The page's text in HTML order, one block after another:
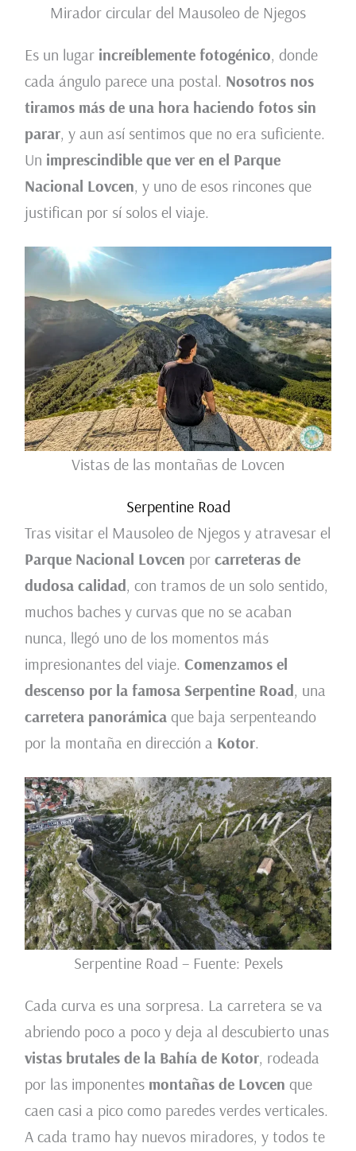
Mirador circular del Mausoleo de Njegos
Es un lugar increíblemente fotogénico, donde
cada ángulo parece una postal. Nosotros nos
tiramos más de una hora haciendo fotos sin
parar, y aun así sentimos que no era suficiente.
Un imprescindible que ver en el Parque
Nacional Lovcen, y uno de esos rincones que
justifican por sí solos el viaje.
Vistas de las montañas de Lovcen
Serpentine Road
Tras visitar el Mausoleo de Njegos y atravesar el
Parque Nacional Lovcen por carreteras de
dudosa calidad, con tramos de un solo sentido,
muchos baches y curvas que no se acaban
nunca, llegó uno de los momentos más
impresionantes del viaje. Comenzamos el
descenso por la famosa Serpentine Road, una
carretera panorámicaque baja serpenteando
por la montaña en dirección a Kotor.
Serpentine Road – Fuente: Pexels
Cada curva es una sorpresa. La carretera se va
abriendo poco a poco y deja al descubierto unas
vistas brutales de la Bahía de Kotor, rodeada
por las imponentes montañas de Lovcen que
caen casi a pico como paredes verdes verticales.
A cada tramo hay nuevos miradores, y todos te